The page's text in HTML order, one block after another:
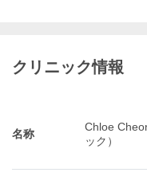
クリニック情報
名称
Chloe
ック）